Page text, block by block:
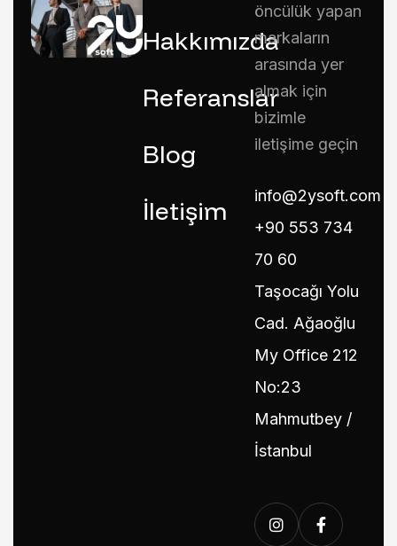
Hakkımızda
Referanslar
Blog
İletişim
öncülük yapan
markaların
arasında yer
almak için
bizimle
iletişime geçin
info@2ysoft.com
+90 553 734
70 60
Taşocağı Yolu
Cad. Ağaoğlu
My Office 212
No:23
Mahmutbey /
İstanbul